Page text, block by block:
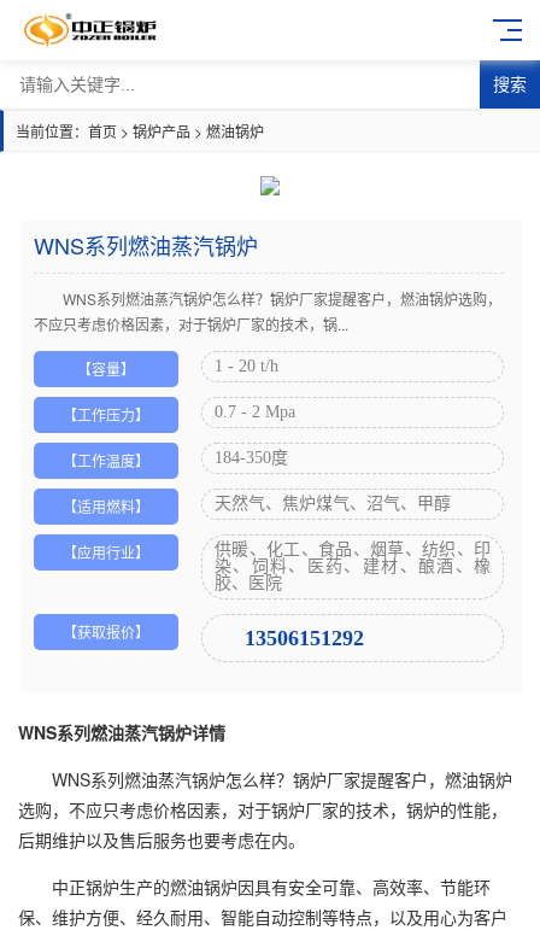
搜索
当前位置： 首页 > 锅炉产品 > 燃油锅炉
WNS系列燃油蒸汽锅炉
WNS系列燃油蒸汽锅炉怎么样？锅炉厂家提醒客户，燃油锅炉选购，
不应只考虑价格因素，对于锅炉厂家的技术，锅...
【容量】 1 - 20 t/h
【工作压力】 0.7 - 2 Mpa
【工作温度】 184-350度
【适用燃料】 天然气、焦炉煤气、沼气、甲醇
【应用行业】
供暖、化工、食品、烟草、纺织、印
染、饲料、医药、建材、酿酒、橡
胶、医院
【获取报价】 13506151292
WNS系列燃油蒸汽锅炉详情
WNS系列燃油蒸汽锅炉怎么样？ 锅炉厂家提醒客户，燃油锅炉
选购，不应只考虑价格因素，对于锅炉厂家的技术，锅炉的性能，
后期维护以及售后服务也要考虑在内。
中正锅炉生产的燃油锅炉因具有安全可靠、高效率、节能环
保、维护方便、经久耐用、智能自动控制等特点，以及用心为客户